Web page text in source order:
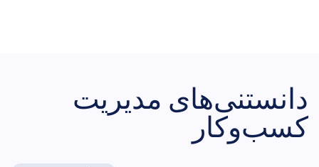
دانستنی‌های مدیریت
کسب‌وکار